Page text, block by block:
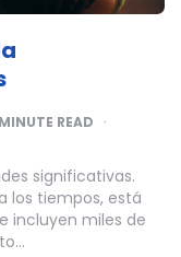
MINUTE READ
significativas.
los tiempos, está
incluyen miles de